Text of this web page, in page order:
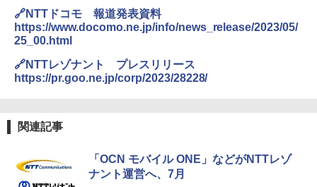
🔗NTTドコモ 報道発表資料
https://www.docomo.ne.jp/info/news_release/2023/05/
25_00.html
🔗NTTレゾナント プレスリリース
https://pr.goo.ne.jp/corp/2023/28228/
関連記事
「OCN モバイル ONE」などがNTTレゾ
ナント運営へ、7月